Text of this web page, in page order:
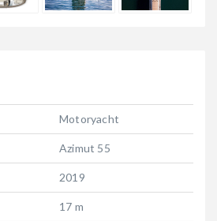
Motoryacht
Azimut 55
2019
17 m